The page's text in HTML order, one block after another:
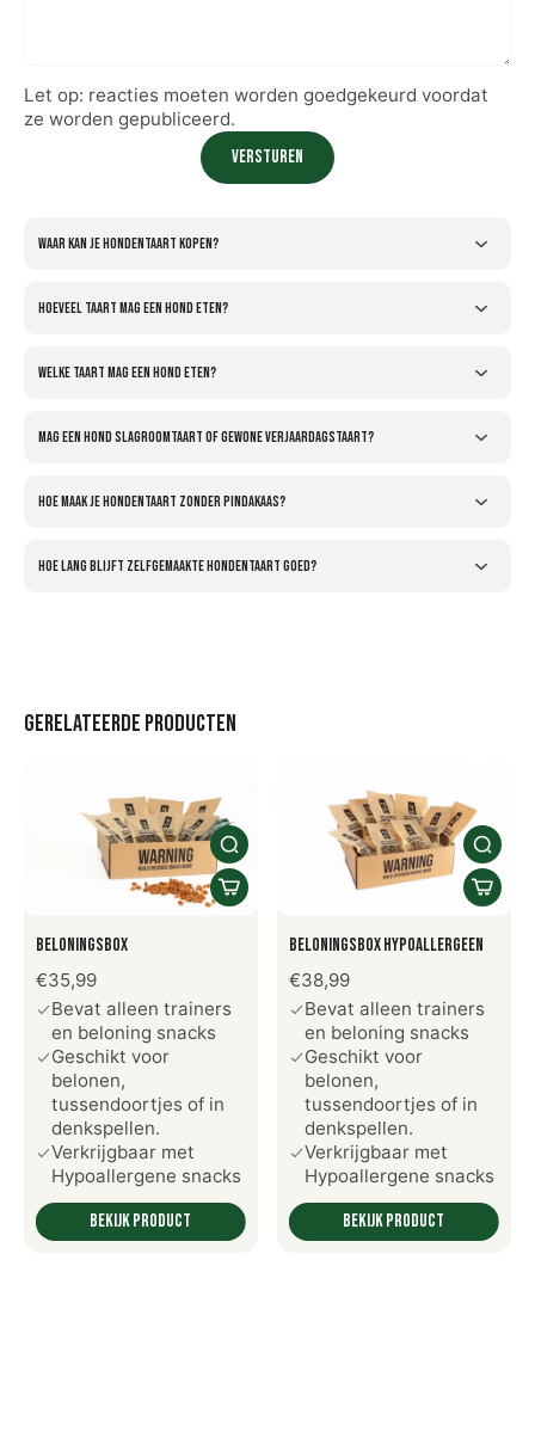
Let op: reacties moeten worden goedgekeurd voordat
ze worden gepubliceerd.
Versturen
Waar kan je hondentaart kopen?
Hoeveel taart mag een hond eten?
Welke taart mag een hond eten?
Mag een hond slagroomtaart of gewone verjaardagstaart?
Hoe maak je hondentaart zonder pindakaas?
Hoe lang blijft zelfgemaakte hondentaart goed?
Gerelateerde producten
Beloningsbox
€35,99
Bevat alleen trainers
en beloning snacks
Geschikt voor
belonen,
tussendoortjes of in
denkspellen.
Verkrijgbaar met
Hypoallergene snacks
Bekijk product
Beloningsbox Hypoallergeen
€38,99
Bevat alleen trainers
en beloning snacks
Geschikt voor
belonen,
tussendoortjes of in
denkspellen.
Verkrijgbaar met
Hypoallergene snacks
Bekijk product